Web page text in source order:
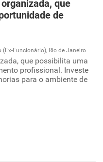
que
de
Funcionário), Rio de Janeiro
que possibilita uma
profissional. Investe
para o ambiente de